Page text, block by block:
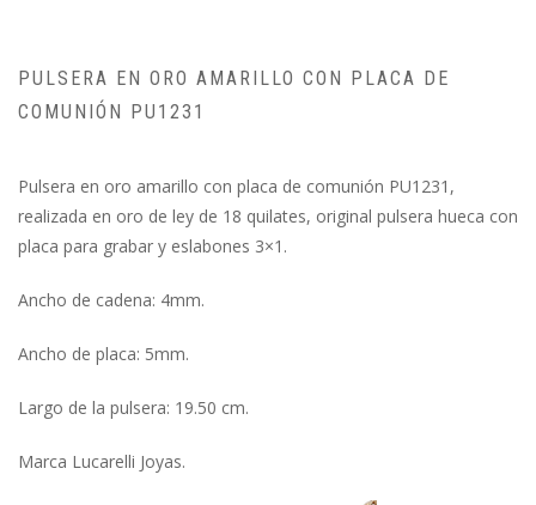
PULSERA EN ORO AMARILLO CON PLACA DE
COMUNIÓN PU1231
Pulsera en oro amarillo con placa de comunión PU1231,
realizada en oro de ley de 18 quilates, original pulsera hueca con
placa para grabar y eslabones 3×1.
Ancho de cadena: 4mm.
Ancho de placa: 5mm.
Largo de la pulsera: 19.50 cm.
Marca Lucarelli Joyas.